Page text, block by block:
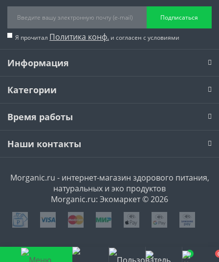
0
Подписаться
Я прочитал Политика конф. и согласен с условиями
Информация
Категории
Время работы
Наши контакты
Morganic.ru - интернет-магазин здорового питания,
натуральных и эко продуктов
Morganic.ru: Экомаркет © 2026